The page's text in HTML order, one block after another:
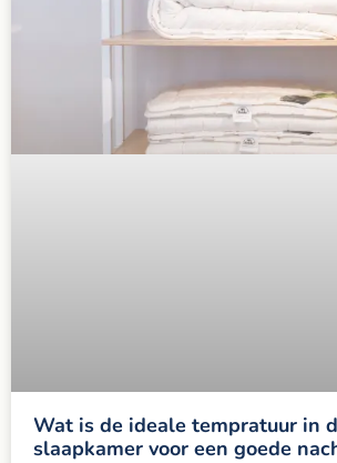
Wat is de ideale tempratuur in
slaapkamer voor een goede